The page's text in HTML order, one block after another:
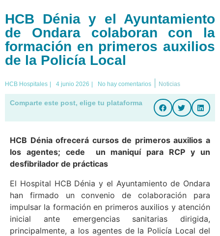
HCB Dénia y el Ayuntamiento
de Ondara colaboran con la
formación en primeros auxilios
de la Policía Local
HCB Hospitales 4 junio 2026 No hay comentarios Noticias
Comparte este post, elige tu plataforma
HCB Dénia ofrecerá cursos de primeros auxilios a
los agentes; cede un maniquí para RCP y un
desfibrilador de prácticas
El Hospital HCB Dénia y el Ayuntamiento de Ondara
han firmado un convenio de colaboración para
impulsar la formación en primeros auxilios y atención
inicial ante emergencias sanitarias dirigida,
principalmente, a los agentes de la Policía Local del